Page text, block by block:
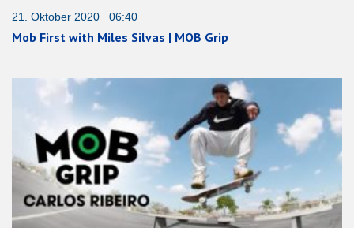
21. Oktober 2020 06:40
Mob First with Miles Silvas | MOB Grip